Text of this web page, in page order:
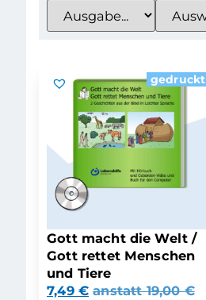
gedruckt
Gott macht die Welt /
Gott rettet Menschen
und Tiere
7,49 € anstatt19,00€